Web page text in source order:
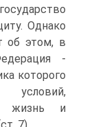
Однако
об этом, в
-
которого
условий,
жизнь и